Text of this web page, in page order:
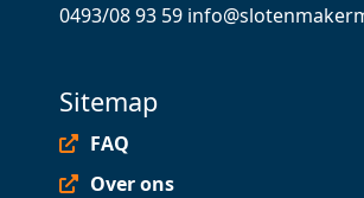
0493/08 93 59
Sitemap
FAQ
Over ons